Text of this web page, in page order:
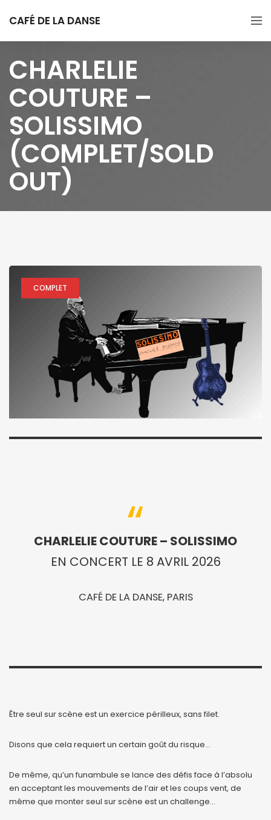
CAFÉ DE LA DANSE
CHARLELIE
COUTURE –
SOLISSIMO
(COMPLET/SOLD
OUT)
COMPLET
CHARLELIE COUTURE – SOLISSIMO
EN CONCERT LE 8 AVRIL 2026
CAFÉ DE LA DANSE, PARIS
Être seul sur scène est un exercice périlleux, sans filet.
Disons que cela requiert un certain goût du risque…
De même, qu’un funambule se lance des défis face à l’absolu
en acceptant les mouvements de l’air et les coups vent, de
même que monter seul sur scène est un challenge…